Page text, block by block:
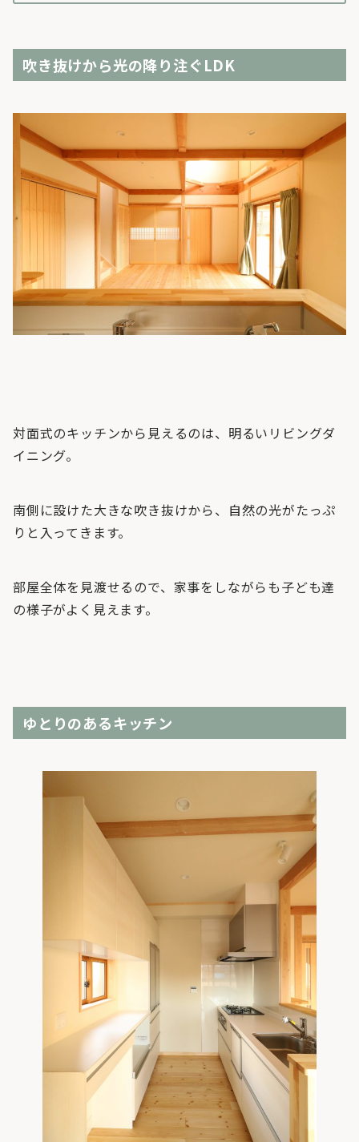
吹き抜けから光の降り注ぐLDK
対面式のキッチンから見えるのは、明るいリビングダ
イニング。
南側に設けた大きな吹き抜けから、自然の光がたっぷ
りと入ってきます。
部屋全体を見渡せるので、家事をしながらも子ども達
の様子がよく見えます。
ゆとりのあるキッチン